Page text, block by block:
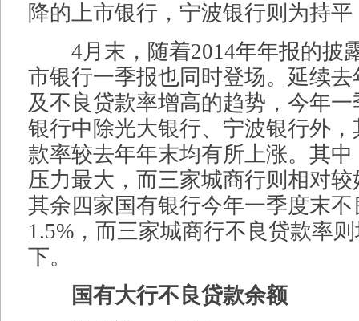
降的上市银行，宁波银行则为持平
4月末，随着2014年年报的披
市银行一季报也同时登场。延续
及不良贷款率增高的趋势，今年
银行中除光大银行、宁波银行外
款率较去年年末均有所上涨。其
压力最大，而三家城商行则相对
其余四家国有银行今年一季度末
1.5%，而三家城商行不良贷款率
下。
国有大行不良贷款余额